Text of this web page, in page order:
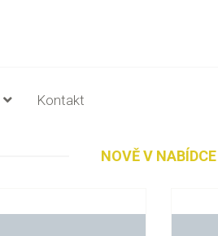
Kontakt
NOVĚ V NABÍDCE